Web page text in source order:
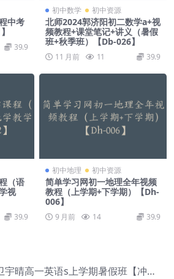
中考
39.9
初中数学 初中资源
北师2024郭济阳初二数学a+视
频教程+课堂笔记+讲义（暑假
班+秋季班）【Db-026】
11 月前 11 39.9
（语
视
39.9
初中地理 初中资源
简单学习网初一地理全年视频
教程（上学期+下学期）【Dh-
006】
9 月前 14 39.9
作业帮2026年卫宇晴高一英语s上学期暑假班【冲顶班】【Ec-003】